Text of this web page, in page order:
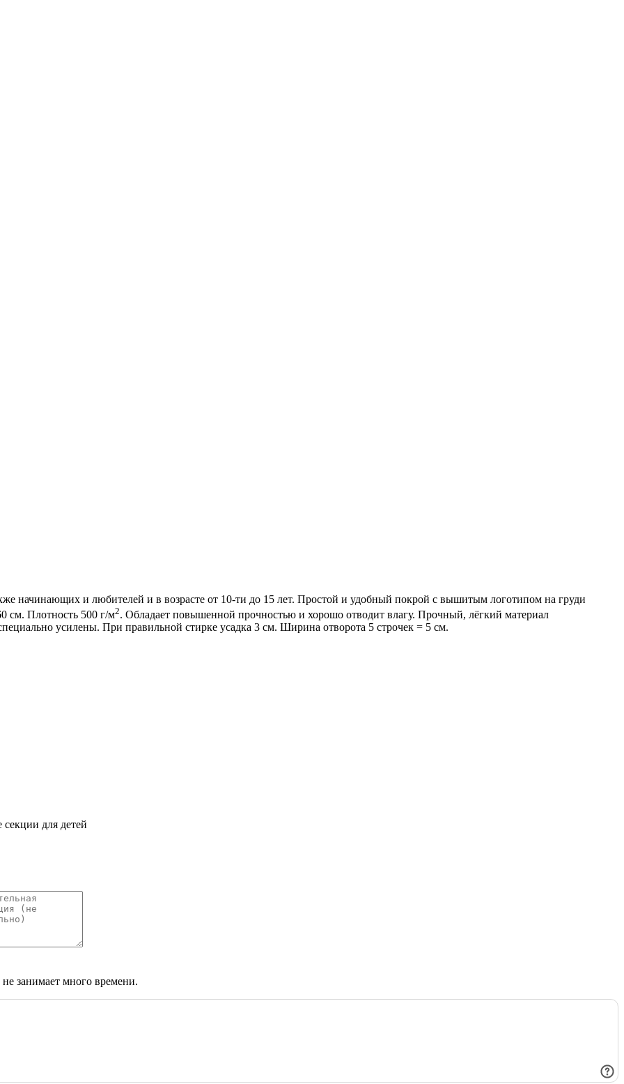
начинающих и любителей и в возрасте от 10-ти до 15 лет. Простой и удобный покрой с вышитым логотипом на груди
см. Плотность 500 г/м2. Обладает повышенной прочностью и хорошо отводит влагу. Прочный, лёгкий материал
усилены. При правильной стирке усадка 3 см. Ширина отворота 5 строчек = 5 см.
для детей
занимает много времени.